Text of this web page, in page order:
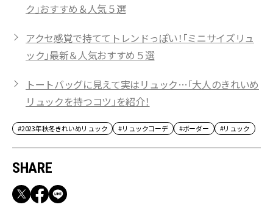
ク」おすすめ＆人気５選
アクセ感覚で持ててトレンドっぽい！「ミニサイズリュ
ック」最新＆人気おすすめ５選
トートバッグに見えて実はリュック…「大人のきれいめ
リュックを持つコツ」を紹介！
#2023年秋冬きれいめリュック #リュックコーデ #ボーダー #リュック
SHARE